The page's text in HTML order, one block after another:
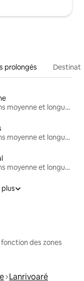
prolongés
Locations moyenne et longue durée
Locations moyenne et longue durée
Locations moyenne et longue durée
des zones
Lanrivoaré